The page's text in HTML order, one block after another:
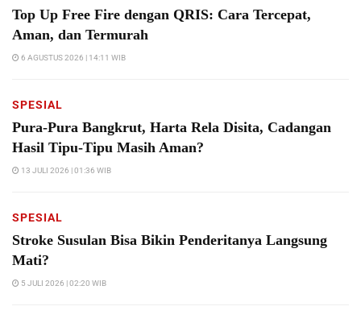
Top Up Free Fire dengan QRIS: Cara Tercepat,
Aman, dan Termurah
6 AGUSTUS 2026 | 14:11 WIB
SPESIAL
Pura-Pura Bangkrut, Harta Rela Disita, Cadangan
Hasil Tipu-Tipu Masih Aman?
13 JULI 2026 | 01:36 WIB
SPESIAL
Stroke Susulan Bisa Bikin Penderitanya Langsung
Mati?
5 JULI 2026 | 02:20 WIB